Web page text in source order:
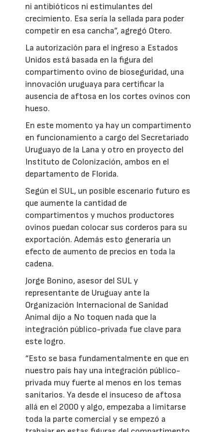
ni antibióticos ni estimulantes del
crecimiento. Esa sería la sellada para poder
competir en esa cancha”, agregó Otero.
La autorización para el ingreso a Estados
Unidos está basada en la figura del
compartimento ovino de bioseguridad, una
innovación uruguaya para certificar la
ausencia de aftosa en los cortes ovinos con
hueso.
En este momento ya hay un compartimento
en funcionamiento a cargo del Secretariado
Uruguayo de la Lana y otro en proyecto del
Instituto de Colonización, ambos en el
departamento de Florida.
Según el SUL, un posible escenario futuro es
que aumente la cantidad de
compartimentos y muchos productores
ovinos puedan colocar sus corderos para su
exportación. Además esto generaría un
efecto de aumento de precios en toda la
cadena.
Jorge Bonino, asesor del SUL y
representante de Uruguay ante la
Organización Internacional de Sanidad
Animal dijo a No toquen nada que la
integración público-privada fue clave para
este logro.
“Esto se basa fundamentalmente en que en
nuestro país hay una integración público-
privada muy fuerte al menos en los temas
sanitarios. Ya desde el insuceso de aftosa
allá en el 2000 y algo, empezaba a limitarse
toda la parte comercial y se empezó a